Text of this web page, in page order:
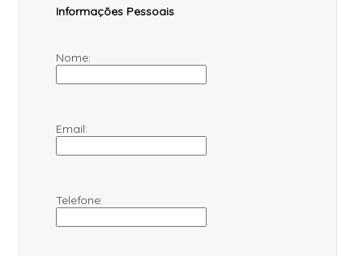
Informações Pessoais
Nome:
Email:
Telefone: